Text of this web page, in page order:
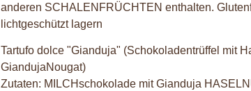
anderen SCHALENFRÜCHTEN enthalten.
lichtgeschützt lagern
Tartufo dolce "Gianduja" (Schokoladentrüffel mit
GiandujaNougat)
Zutaten: MILCHschokolade mit Gianduja